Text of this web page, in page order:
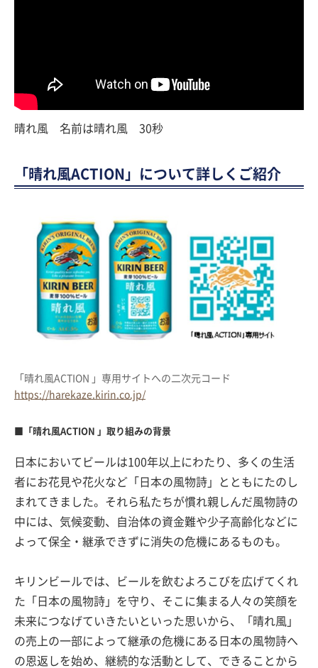
晴れ風 名前は晴れ風 30秒
「晴れ風ACTION」について詳しくご紹介
「晴れ風ACTION 」専用サイトへの二次元コード
https://harekaze.kirin.co.jp/
■「晴れ風ACTION 」取り組みの背景
日本においてビールは100年以上にわたり、多くの生活
者にお花見や花火など「日本の風物詩」とともにたのし
まれてきました。それら私たちが慣れ親しんだ風物詩の
中には、気候変動、自治体の資金難や少子高齢化などに
よって保全・継承できずに消失の危機にあるものも。
キリンビールでは、ビールを飲むよろこびを広げてくれ
た「日本の風物詩」を守り、そこに集まる人々の笑顔を
未来につなげていきたいといった思いから、「晴れ風」
の売上の一部によって継承の危機にある日本の風物詩へ
の恩返しを始め、継続的な活動として、できることから